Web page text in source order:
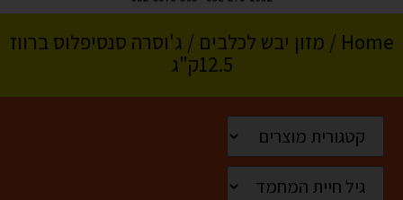
Home
/ מזון יבש לכלבים / ג'וסרה סנסיפלוס ברווז
12.5ק"ג